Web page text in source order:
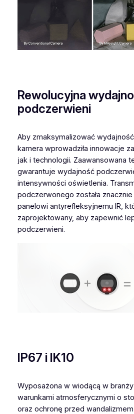
Rewolucyjna
podczerwieni
Aby zmaksymalizować
kamera wprowadziła innowacje
jak i technologii. Zaawansowana
gwarantuje wydajność
intensywności oświetlenia.
podczerwonego została
panelowi antyrefleksyjnemu IR,
zaprojektowany, aby zapewnić
podczerwieni.
IP67 i IK10
Wyposażona w wiodącą w
warunkami atmosferycznymi o
oraz ochronę przed